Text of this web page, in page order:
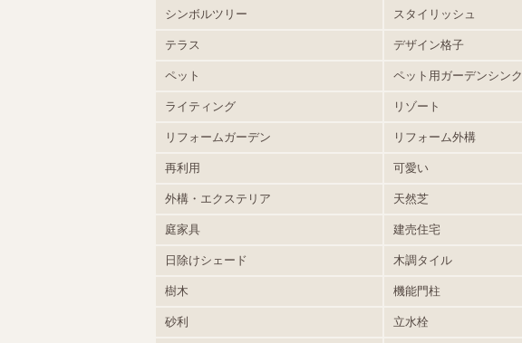
シンボルツリー スタイリッシュ
テラス デザイン格子
ペット ペット用ガーデンシンク
ライティング リゾート
リフォームガーデン リフォーム外構
再利用 可愛い
外構・エクステリア 天然芝
庭家具 建売住宅
日除けシェード 木調タイル
樹木 機能門柱
砂利 立水栓